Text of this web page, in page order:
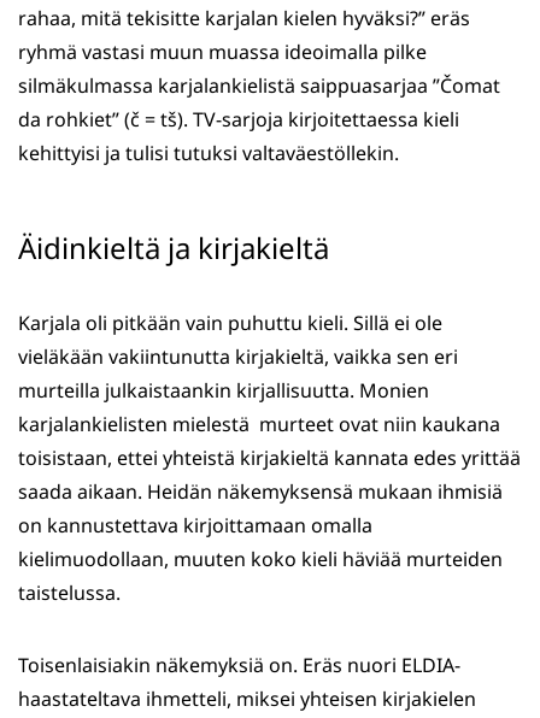
rahaa, mitä tekisitte karjalan kielen hyväksi?” eräs
ryhmä vastasi muun muassa ideoimalla pilke
silmäkulmassa karjalankielistä saippuasarjaa ”Čomat
da rohkiet” (č = tš). TV-sarjoja kirjoitettaessa kieli
kehittyisi ja tulisi tutuksi valtaväestöllekin.
Äidinkieltä ja kirjakieltä
Karjala oli pitkään vain puhuttu kieli. Sillä ei ole
vieläkään vakiintunutta kirjakieltä, vaikka sen eri
murteilla julkaistaankin kirjallisuutta. Monien
karjalankielisten mielestä murteet ovat niin kaukana
toisistaan, ettei yhteistä kirjakieltä kannata edes yrittää
saada aikaan. Heidän näkemyksensä mukaan ihmisiä
on kannustettava kirjoittamaan omalla
kielimuodollaan, muuten koko kieli häviää murteiden
taistelussa.
Toisenlaisiakin näkemyksiä on. Eräs nuori ELDIA-
haastateltava ihmetteli, miksei yhteisen kirjakielen